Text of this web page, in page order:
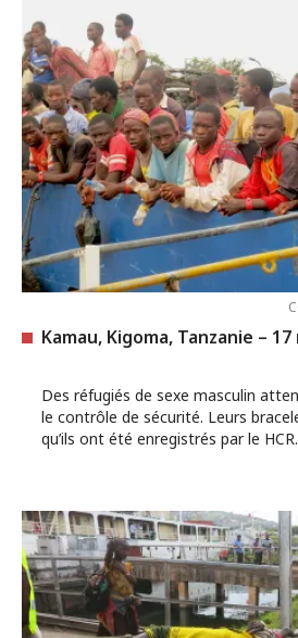
Kamau, Kigoma, Tanzanie – 17
Des réfugiés de sexe masculin
le contrôle de sécurité. Leurs
qu’ils ont été enregistrés par le HCR.